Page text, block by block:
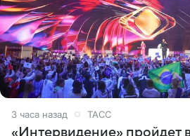
3 часа назад ТАСС
«Интервидение» пройдет